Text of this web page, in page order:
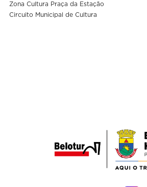
Zona Cultura Praça da Estação
Circuito Municipal de Cultura